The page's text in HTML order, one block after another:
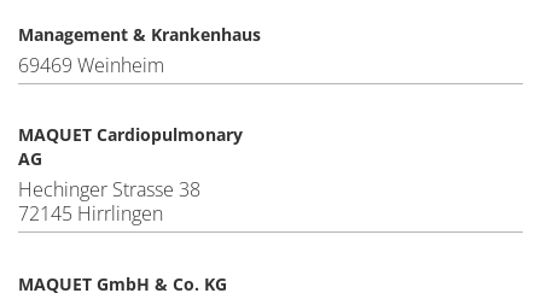
Management & Krankenhaus
69469 Weinheim
MAQUET Cardiopulmonary
AG
Hechinger Strasse 38
72145 Hirrlingen
MAQUET GmbH & Co. KG